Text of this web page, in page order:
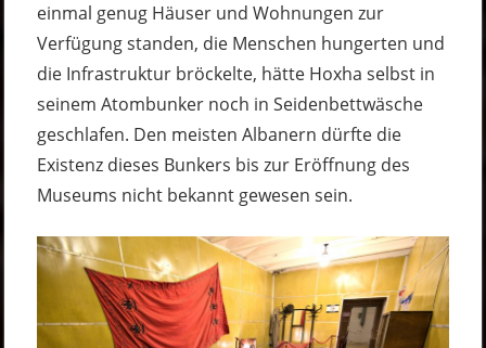
einmal genug Häuser und Wohnungen zur
Verfügung standen, die Menschen hungerten und
die Infrastruktur bröckelte, hätte Hoxha selbst in
seinem Atombunker noch in Seidenbettwäsche
geschlafen. Den meisten Albanern dürfte die
Existenz dieses Bunkers bis zur Eröffnung des
Museums nicht bekannt gewesen sein.